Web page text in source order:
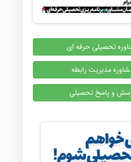
تحصیلی حرفه ای
مدیریت رابطه
و پاسخ تحصیلی